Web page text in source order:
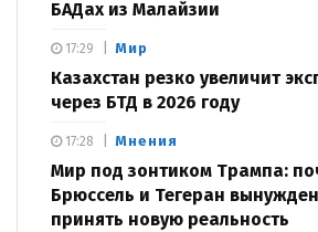
БАДах из Малайзии
Мир
Казахстан резко увеличит
через БТД в 2026 году
17:29
Мнения
Мир под зонтиком Трампа:
Брюссель и Тегеран
принять новую реальность
17:28